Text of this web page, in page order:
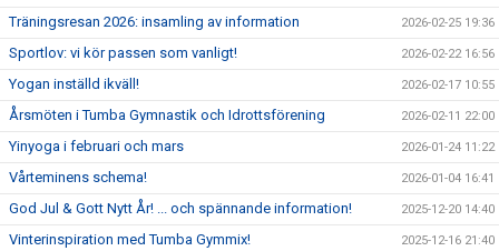
Träningsresan 2026: insamling av information 2026-02-25 19:36
Sportlov: vi kör passen som vanligt! 2026-02-22 16:56
Yogan inställd ikväll! 2026-02-17 10:55
Årsmöten i Tumba Gymnastik och Idrottsförening 2026-02-11 22:00
Yinyoga i februari och mars 2026-01-24 11:22
Vårteminens schema! 2026-01-04 16:41
God Jul & Gott Nytt År! ... och spännande information! 2025-12-20 14:40
Vinterinspiration med Tumba Gymmix! 2025-12-16 21:40